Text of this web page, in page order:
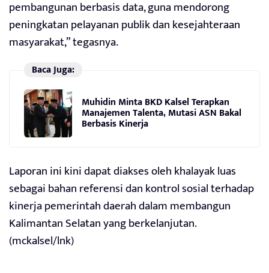
pembangunan berbasis data, guna mendorong
peningkatan pelayanan publik dan kesejahteraan
masyarakat,” tegasnya.
Baca Juga:
Muhidin Minta BKD Kalsel Terapkan
Manajemen Talenta, Mutasi ASN Bakal
Berbasis Kinerja
Laporan ini kini dapat diakses oleh khalayak luas
sebagai bahan referensi dan kontrol sosial terhadap
kinerja pemerintah daerah dalam membangun
Kalimantan Selatan yang berkelanjutan.
(mckalsel/lnk)